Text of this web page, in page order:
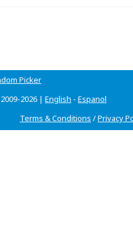
Picker
2026 | English - Espanol
Terms & Conditions /Privacy